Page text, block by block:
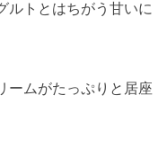
ルトとはちがう甘いに
ームがたっぷりと居座